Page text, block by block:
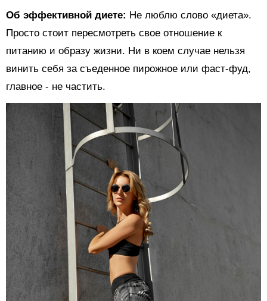
Об эффективной диете: Не люблю слово «диета».
Просто стоит пересмотреть свое отношение к
питанию и образу жизни. Ни в коем случае нельзя
винить себя за съеденное пирожное или фаст-фуд,
главное - не частить.